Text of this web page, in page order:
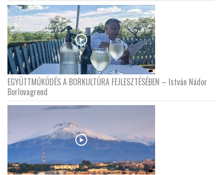
EGYÜTTMŰKÖDÉS A BORKULTÚRA FEJLESZTÉSÉBEN – István Nádor
Borlovagrend